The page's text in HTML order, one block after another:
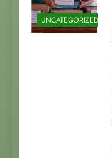
UNCATEGORIZED